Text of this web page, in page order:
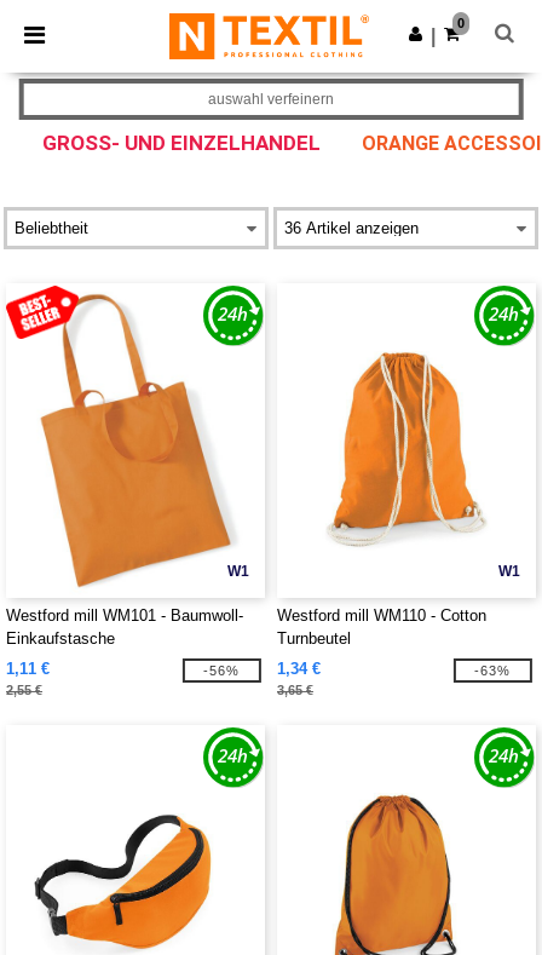
× Ntextil App
Bessere Preise in der App!
App holen
0
GROSS- UND EINZELHANDEL ORANGE
auswahl verfeinern
W1
Westford mill WM101 - Baumwoll-
Einkaufstasche
1,11 €
2,55 €
-56%
W1
Westford mill WM110 - Cotton
Turnbeutel
1,34 €
3,65 €
-63%